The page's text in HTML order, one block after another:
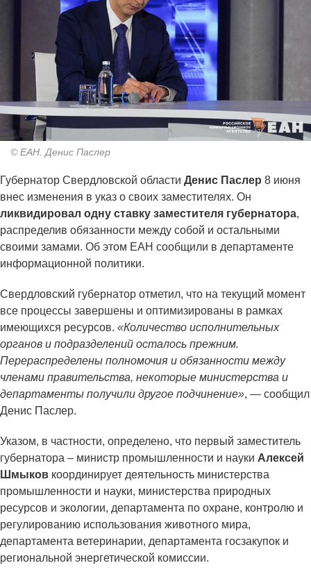
© ЕАН. Денис Паслер
Губернатор Свердловской области Денис Паслер 8 июня
внес изменения в указ о своих заместителях. Он
ликвидировал одну ставку заместителя губернатора,
распределив обязанности между собой и остальными
своими замами. Об этом ЕАН сообщили в департаменте
информационной политики.
Свердловский губернатор отметил, что на текущий момент
все процессы завершены и оптимизированы в рамках
имеющихся ресурсов. «Количество исполнительных
органов и подразделений осталось прежним.
Перераспределены полномочия и обязанности между
членами правительства, некоторые министерства и
департаменты получили другое подчинение», — сообщил
Денис Паслер.
Указом, в частности, определено, что первый заместитель
губернатора – министр промышленности и науки Алексей
Шмыков координирует деятельность министерства
промышленности и науки, министерства природных
ресурсов и экологии, департамента по охране, контролю и
регулированию использования животного мира,
департамента ветеринарии, департамента госзакупок и
региональной энергетической комиссии.